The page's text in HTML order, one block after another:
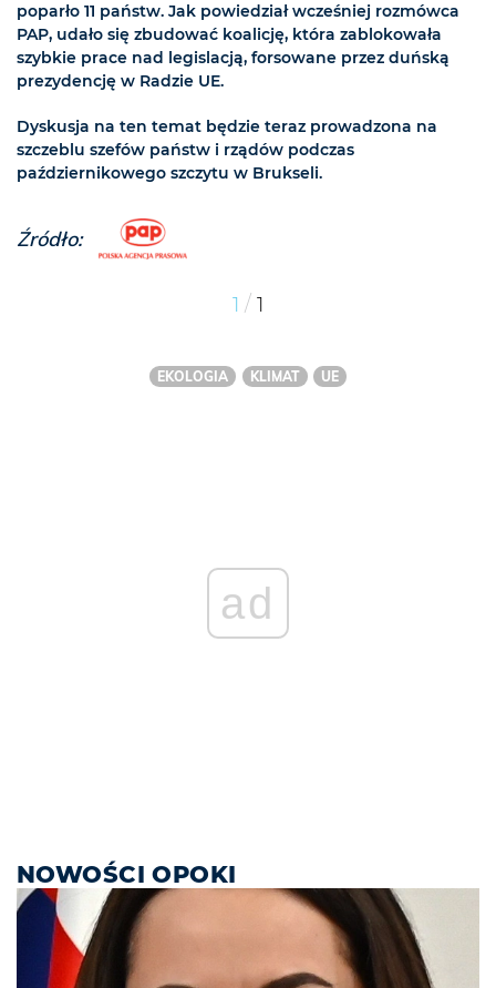
poparło 11 państw. Jak powiedział wcześniej rozmówca
PAP, udało się zbudować koalicję, która zablokowała
szybkie prace nad legislacją, forsowane przez duńską
prezydencję w Radzie UE.
Dyskusja na ten temat będzie teraz prowadzona na
szczeblu szefów państw i rządów podczas
październikowego szczytu w Brukseli.
Źródło:
1 / 1
EKOLOGIA KLIMAT UE
ad
NOWOŚCI OPOKI